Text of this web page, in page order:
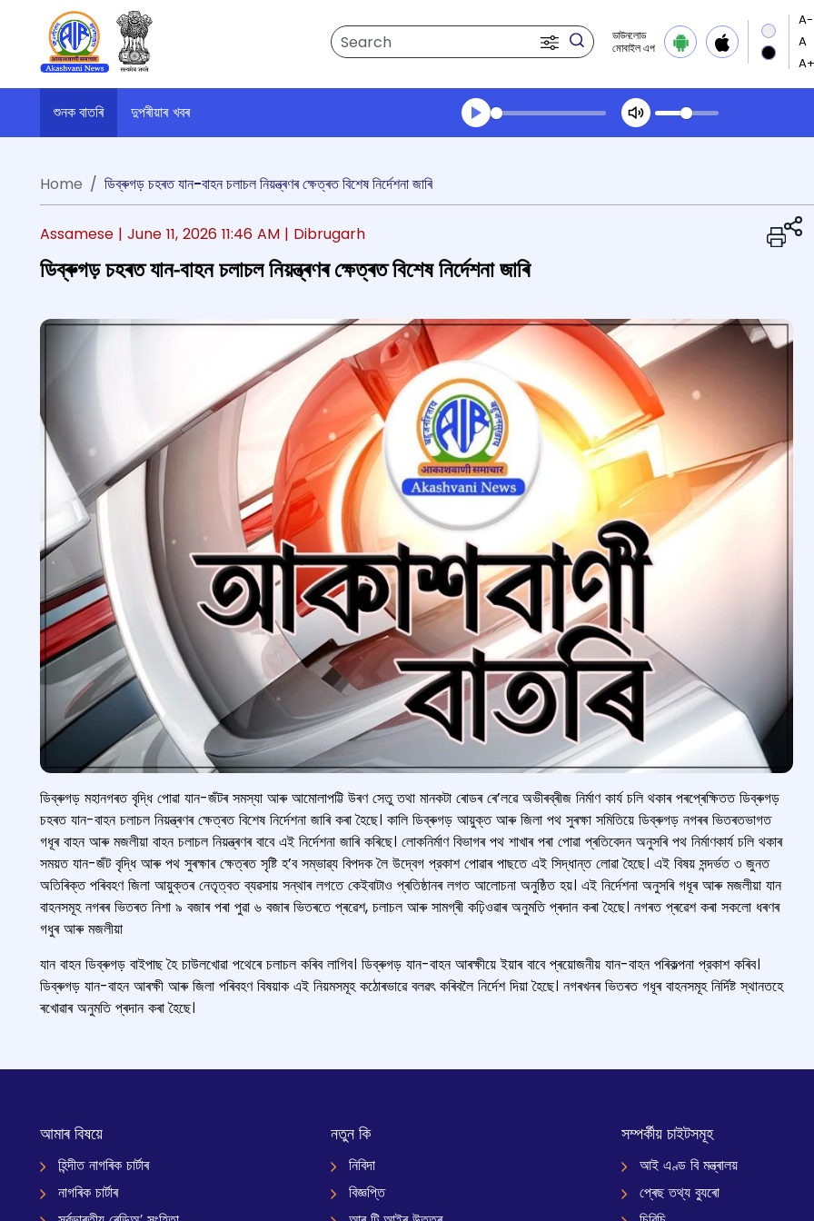
Search
ডাউনলোড
মোবাইল এপ
শুনক বাতৰি
দুপৰীয়াৰ খবৰ
Transcript summary
Home
ডিব্ৰুগড় চহৰত যান-বাহন চলাচল নিয়ন্ত্ৰণৰ ক্ষেত্ৰত বিশেষ নিৰ্দেশনা জাৰি
Assamese | June 11, 2026 11:46 AM | Dibrugarh
ডিব্ৰুগড় চহৰত যান-বাহন চলাচল নিয়ন্ত্ৰণৰ ক্ষেত্ৰত বিশেষ নিৰ্দেশনা জাৰি
ডিব্ৰুগড় মহানগৰত বৃদ্ধি পোৱা যান-জঁটৰ সমস্যা আৰু আমোলাপট্টি উৰণ সেতু তথা মানকটা ৰোডৰ ৰে’লৱে অভীৰব্ৰীজ নিৰ্মাণ কাৰ্য চলি থকাৰ পৰপ্ৰেক্ষিতত ডিব্ৰুগড়
চহৰত যান-বাহন চলাচল নিয়ন্ত্ৰণৰ ক্ষেত্ৰত বিশেষ নিৰ্দেশনা জাৰি কৰা হৈছে। কালি ডিব্ৰুগড় আয়ুক্ত আৰু জিলা পথ সুৰক্ষা সমিতিয়ে ডিব্ৰুগড় নগৰৰ ভিতৰতভাগত
গধূৰ বাহন আৰু মজলীয়া বাহন চলাচল নিয়ন্ত্ৰণৰ বাবে এই নিৰ্দেশনা জাৰি কৰিছে। লোকনিৰ্মাণ বিভাগৰ পথ শাখাৰ পৰা পোৱা প্ৰতিবেদন অনুসৰি পথ নিৰ্মাণকাৰ্য চলি থকাৰ
সময়ত যান-জঁট বৃদ্ধি আৰু পথ সুৰক্ষাৰ ক্ষেত্ৰত সৃষ্টি হ’ব সম্ভাৱ্য বিপদক লৈ উদ্বেগ প্রকাশ পোৱাৰ পাছতে এই সিদ্ধান্ত লোৱা হৈছে। এই বিষয় সন্দৰ্ভত ৩ জুনত
অতিৰিক্ত পৰিবহণ জিলা আয়ুক্তৰ নেতৃত্বত ব্যৱসায় সন্থাৰ লগতে কেইবাটাও প্ৰতিষ্ঠানৰ লগত আলোচনা অনুষ্ঠিত হয়। এই নিৰ্দেশনা অনুসৰি গধূৰ আৰু মজলীয়া যান
বাহনসমূহ নগৰৰ ভিতৰত নিশা ৯ বজাৰ পৰা পুৱা ৬ বজাৰ ভিতৰতে প্ৰৱেশ, চলাচল আৰু সামগ্ৰী কঢ়িওৱাৰ অনুমতি প্ৰদান কৰা হৈছে। নগৰত প্ৰৱেশ কৰা সকলো ধৰণৰ
গধুৰ আৰু মজলীয়া
যান বাহন ডিব্ৰুগড় বাইপাছ হৈ চাউলখোৱা পথেৰে চলাচল কৰিব লাগিব। ডিব্ৰুগড় যান-বাহন আৰক্ষীয়ে ইয়াৰ বাবে প্ৰয়োজনীয় যান-বাহন পৰিকল্পনা প্রকাশ কৰিব।
ডিব্ৰুগড় যান-বাহন আৰক্ষী আৰু জিলা পৰিবহণ বিষয়াক এই নিয়মসমূহ কঠোৰভাৱে বলৱৎ কৰিবলৈ নিৰ্দেশ দিয়া হৈছে। নগৰখনৰ ভিতৰত গধূৰ বাহনসমূহ নিৰ্দিষ্ট স্থানতহে
ৰখোৱাৰ অনুমতি প্ৰদান কৰা হৈছে।
আমাৰ বিষয়ে
হিন্দীত নাগৰিক চাৰ্টাৰ
নাগৰিক চাৰ্টাৰ
নতুন কি
নিবিদা
বিজ্ঞপ্তি
সম্পৰ্কীয় চাইটসমূহ
আই এণ্ড বি মন্ত্ৰালয়
প্ৰেছ তথ্য ব্যুৰো